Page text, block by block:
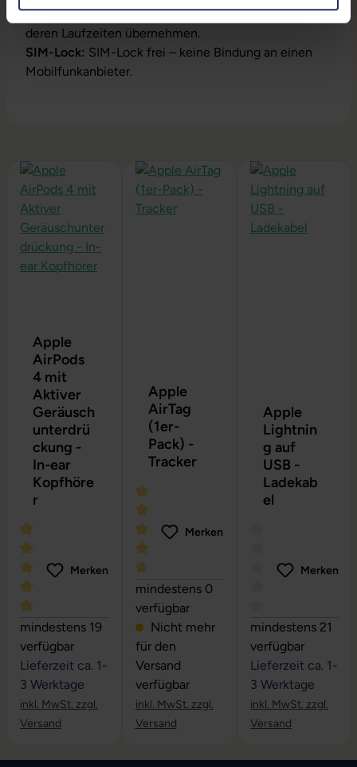
können wir keine Garantieleistungen auf Akkus und
deren Laufzeiten übernehmen.
SIM-Lock: SIM-Lock frei – keine Bindung an einen
Mobilfunkanbieter.
Produktgalerie überspringen
Apple
AirPods
4 mit
Aktiver
Geräusch
unterdrü
ckung -
In-ear
Kopfhöre
r
Durchschnittliche Bewertung von 5 von 5 Sternen
Merken
mindestens 19
verfügbar
Lieferzeit ca. 1-
3 Werktage
inkl. MwSt. zzgl.
Versand
Apple
AirTag
(1er-
Pack) -
Tracker
Durchschnittliche Bewertung von
Merken
mindestens 0
verfügbar
Nicht mehr
für den
Versand
verfügbar
inkl. MwSt. zzgl.
Versand
Apple
Lightnin
g auf
USB -
Ladekab
el
Durchschnittliche
Merken
mindestens 21
verfügbar
Lieferzeit ca. 1-
3 Werktage
inkl. MwSt. zzgl.
Versand